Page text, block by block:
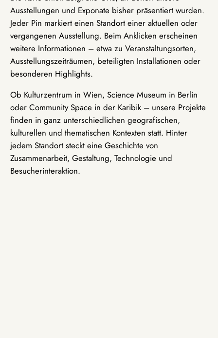
Ausstellungen und Exponate bisher präsentiert wurden.
Jeder Pin markiert einen Standort einer aktuellen oder
vergangenen Ausstellung. Beim Anklicken erscheinen
weitere Informationen – etwa zu Veranstaltungsorten,
Ausstellungszeiträumen, beteiligten Installationen oder
besonderen Highlights.
Ob Kulturzentrum in Wien, Science Museum in Berlin
oder Community Space in der Karibik – unsere Projekte
finden in ganz unterschiedlichen geografischen,
kulturellen und thematischen Kontexten statt. Hinter
jedem Standort steckt eine Geschichte von
Zusammenarbeit, Gestaltung, Technologie und
Besucherinteraktion.